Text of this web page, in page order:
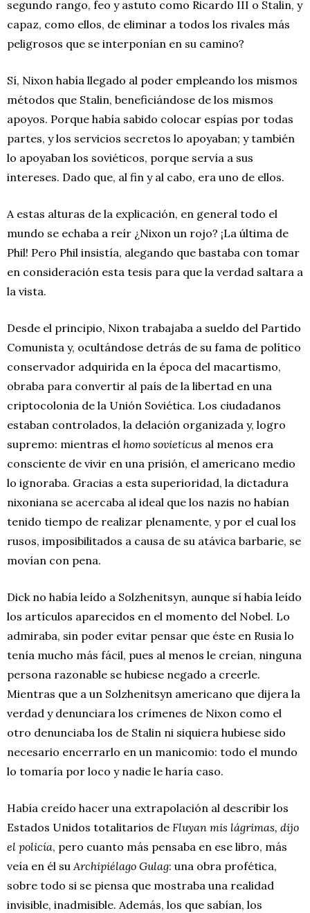
segundo rango, feo y astuto como Ricardo III o Stalin, y
capaz, como ellos, de eliminar a todos los rivales más
peligrosos que se interponían en su camino?
Sí, Nixon había llegado al poder empleando los mismos
métodos que Stalin, beneficiándose de los mismos
apoyos. Porque había sabido colocar espías por todas
partes, y los servicios secretos lo apoyaban; y también
lo apoyaban los soviéticos, porque servía a sus
intereses. Dado que, al fin y al cabo, era uno de ellos.
A estas alturas de la explicación, en general todo el
mundo se echaba a reír ¿Nixon un rojo? ¡La última de
Phil! Pero Phil insistía, alegando que bastaba con tomar
en consideración esta tesis para que la verdad saltara a
la vista.
Desde el principio, Nixon trabajaba a sueldo del Partido
Comunista y, ocultándose detrás de su fama de político
conservador adquirida en la época del macartismo,
obraba para convertir al país de la libertad en una
criptocolonia de la Unión Soviética. Los ciudadanos
estaban controlados, la delación organizada y, logro
supremo: mientras el homo sovieticus al menos era
consciente de vivir en una prisión, el americano medio
lo ignoraba. Gracias a esta superioridad, la dictadura
nixoniana se acercaba al ideal que los nazis no habían
tenido tiempo de realizar plenamente, y por el cual los
rusos, imposibilitados a causa de su atávica barbarie, se
movían con pena.
Dick no había leído a Solzhenitsyn, aunque sí había leído
los artículos aparecidos en el momento del Nobel. Lo
admiraba, sin poder evitar pensar que éste en Rusia lo
tenía mucho más fácil, pues al menos le creían, ninguna
persona razonable se hubiese negado a creerle.
Mientras que a un Solzhenitsyn americano que dijera la
verdad y denunciara los crímenes de Nixon como el
otro denunciaba los de Stalin ni siquiera hubiese sido
necesario encerrarlo en un manicomio: todo el mundo
lo tomaría por loco y nadie le haría caso.
Había creído hacer una extrapolación al describir los
Estados Unidos totalitarios de Fluyan mis lágrimas, dijo
el policía, pero cuanto más pensaba en ese libro, más
veía en él su Archipiélago Gulag: una obra profética,
sobre todo si se piensa que mostraba una realidad
invisible, inadmisible. Además, los que sabían, los